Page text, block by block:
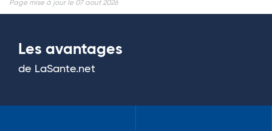
Page mise à jour le 07 aout 2026
Les avantages
de LaSante.net